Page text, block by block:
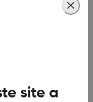
site a